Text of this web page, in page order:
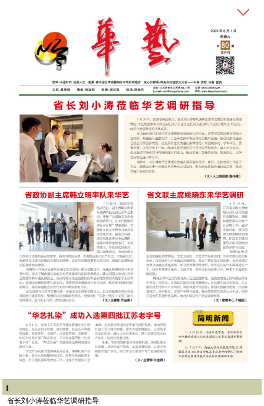
1
省长刘小涛莅临华艺调研指导